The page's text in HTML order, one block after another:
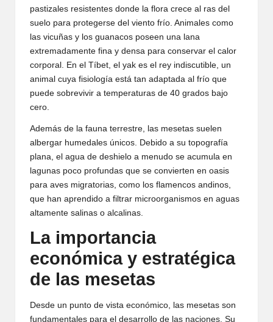
pastizales resistentes donde la flora crece al ras del
suelo para protegerse del viento frío. Animales como
las vicuñas y los guanacos poseen una lana
extremadamente fina y densa para conservar el calor
corporal. En el Tíbet, el yak es el rey indiscutible, un
animal cuya fisiología está tan adaptada al frío que
puede sobrevivir a temperaturas de 40 grados bajo
cero.
Además de la fauna terrestre, las mesetas suelen
albergar humedales únicos. Debido a su topografía
plana, el agua de deshielo a menudo se acumula en
lagunas poco profundas que se convierten en oasis
para aves migratorias, como los flamencos andinos,
que han aprendido a filtrar microorganismos en aguas
altamente salinas o alcalinas.
La importancia
económica y estratégica
de las mesetas
Desde un punto de vista económico, las mesetas son
fundamentales para el desarrollo de las naciones. Su